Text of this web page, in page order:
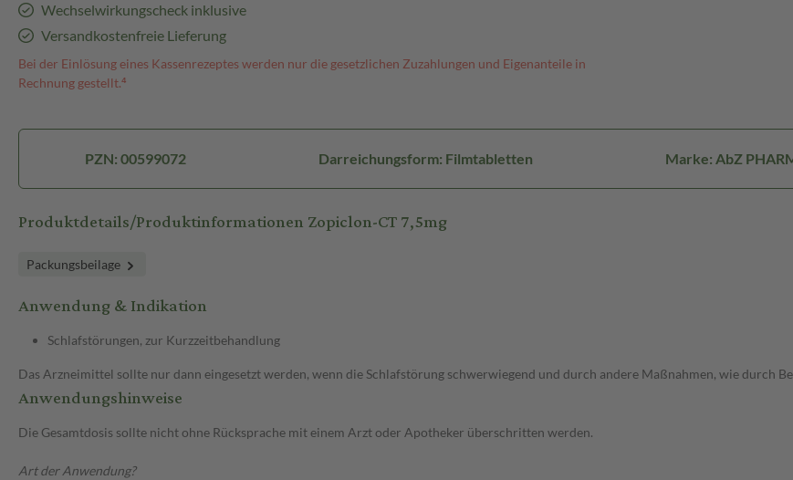
Wechselwirkungscheck inklusive
Versandkostenfreie Lieferung
Bei der Einlösung eines Kassenrezeptes werden nur die gesetzlichen Zuzahlungen und Eigenanteile in
Rechnung gestellt.⁴
PZN: 00599072 Darreichungsform: Filmtabletten Marke: AbZ
Produktdetails/Produktinformationen Zopiclon-CT 7,5mg
Packungsbeilage
Anwendung & Indikation
Schlafstörungen, zur Kurzzeitbehandlung
Das Arzneimittel sollte nur dann eingesetzt werden, wenn die Schlafstörung schwerwiegend und durch andere Maßnahmen, wie durch
Anwendungshinweise
Die Gesamtdosis sollte nicht ohne Rücksprache mit einem Arzt oder Apotheker überschritten werden.
Art der Anwendung?